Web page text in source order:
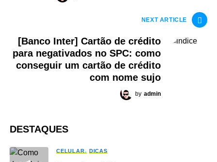
NEXT ARTICLE
[Banco Inter] Cartão de crédito
para negativados no SPC: como
conseguir um cartão de crédito
com nome sujo
by admin
DESTAQUES
CELULAR DICAS